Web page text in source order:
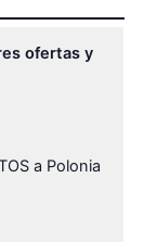
ofertas y
a Polonia